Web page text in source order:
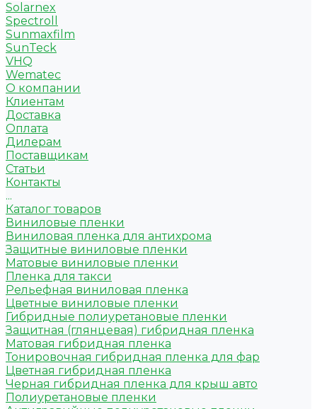
Solarnex
Spectroll
Sunmaxfilm
SunTeck
VHQ
Wematec
О компании
Клиентам
Доставка
Оплата
Дилерам
Поставщикам
Статьи
Контакты
...
Каталог товаров
Виниловые пленки
Виниловая пленка для антихрома
Защитные виниловые пленки
Матовые виниловые пленки
Пленка для такси
Рельефная виниловая пленка
Цветные виниловые пленки
Гибридные полиуретановые пленки
Защитная (глянцевая) гибридная пленка
Матовая гибридная пленка
Тонировочная гибридная пленка для фар
Цветная гибридная пленка
Черная гибридная пленка для крыш авто
Полиуретановые пленки